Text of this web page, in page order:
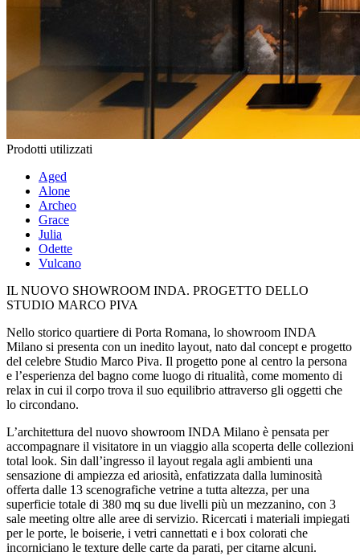
Prodotti utilizzati
Aged
Alone
Archeo
Grace
Julia
Odette
Vulcano
IL NUOVO SHOWROOM INDA. PROGETTO DELLO
STUDIO MARCO PIVA
Nello storico quartiere di Porta Romana, lo showroom INDA
Milano si presenta con un inedito layout, nato dal concept e progetto
del celebre Studio Marco Piva. Il progetto pone al centro la persona
e l’esperienza del bagno come luogo di ritualità, come momento di
relax in cui il corpo trova il suo equilibrio attraverso gli oggetti che
lo circondano.
L’architettura del nuovo showroom INDA Milano è pensata per
accompagnare il visitatore in un viaggio alla scoperta delle collezioni
total look. Sin dall’ingresso il layout regala agli ambienti una
sensazione di ampiezza ed ariosità, enfatizzata dalla luminosità
offerta dalle 13 scenografiche vetrine a tutta altezza, per una
superficie totale di 380 mq su due livelli più un mezzanino, con 3
sale meeting oltre alle aree di servizio. Ricercati i materiali impiegati
per le porte, le boiserie, i vetri cannettati e i box colorati che
incorniciano le texture delle carte da parati, per citarne alcuni.